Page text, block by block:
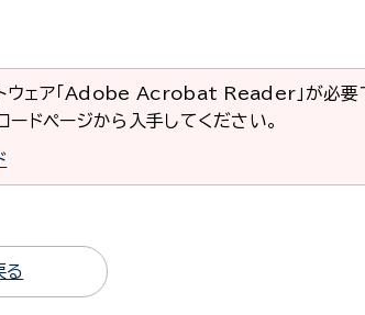
ウェア「Adobe Acrobat Reader」が必要
ページから入手してください。
る